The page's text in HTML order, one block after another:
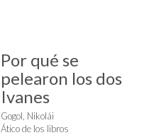
Por qué se
pelearon los dos
Ivanes
Gogol, Nikolái
Ático de los libros